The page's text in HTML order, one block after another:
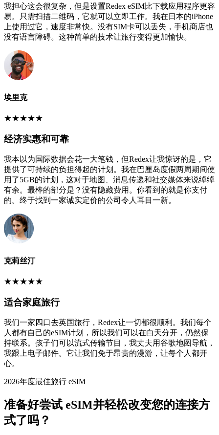
我担心这会很复杂，但是设置Redex eSIM比下载应用程序更容
易。只需扫描二维码，它就可以立即工作。我在日本的iPhone
上使用过它，速度非常快。没有SIM卡可以丢失，手机商店也
没有语言障碍。这种简单的技术让旅行变得更加愉快。
埃里克
★★★★★
经济实惠和可靠
我本以为国际数据会花一大笔钱，但Redex让我惊讶的是，它
提供了可持续的负担得起的计划。我在巴厘岛度假两周期间使
用了5GB的计划，这对于地图、消息传递和社交媒体来说绰绰
有余。最棒的部分是？没有隐藏费用。你看到的就是你支付
的。终于找到一家诚实定价的公司令人耳目一新。
克莉丝汀
★★★★★
适合家庭旅行
我们一家四口去英国旅行，Redex让一切都很顺利。我们每个
人都有自己的eSIM计划，所以我们可以在白天分开，仍然保
持联系。孩子们可以流式传输节目，我丈夫用谷歌地图导航，
我跟上电子邮件。它让我们免于昂贵的漫游，让每个人都开
心。
2026年度最佳旅行 eSIM
准备好尝试 eSIM并轻松改变您的连接方
式了吗？